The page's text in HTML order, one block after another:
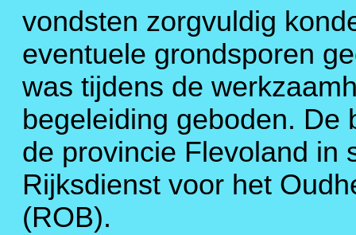
vondsten zorgvuldig
eventuele grondsporen
was tijdens de
begeleiding geboden. De
de provincie Flevoland in
Rijksdienst voor het
(ROB).